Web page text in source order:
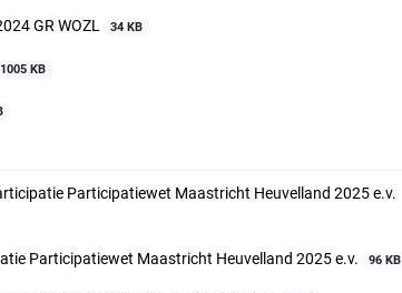
GR WOZL 34 KB
1005 KB
Participatiewet Maastricht Heuvelland 2025 e.v.
Participatiewet Maastricht Heuvelland 2025 e.v.
96 KB